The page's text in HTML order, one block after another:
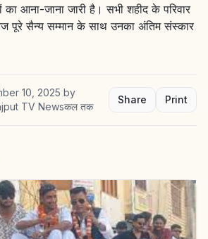
आना-जाना जारी है। सभी शहीद के परिवार
पूरे सैन्य सम्मान के साथ उनका अंतिम संस्कार
10, 2025 by
TV Newsकल तक
Share Print